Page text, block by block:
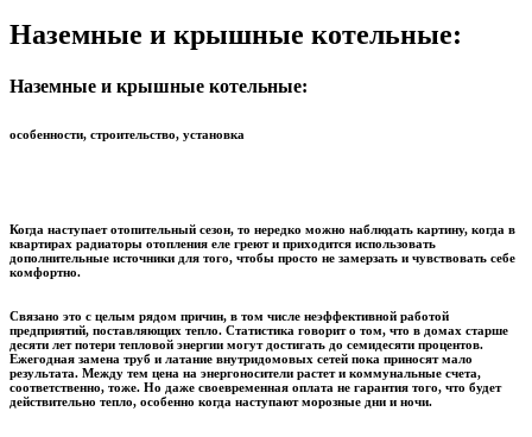
Наземные и крышные котельные:
Наземные и крышные котельные:
особенности, строительство, установка
Когда наступает отопительный сезон, то нередко можно наблюдать картину, когда в
квартирах радиаторы отопления еле греют и приходится использовать
дополнительные источники для того, чтобы просто не замерзать и чувствовать себе
комфортно.
Связано это с целым рядом причин, в том числе неэффективной работой
предприятий, поставляющих тепло. Статистика говорит о том, что в домах старше
десяти лет потери тепловой энергии могут достигать до семидесяти процентов.
Ежегодная замена труб и латание внутридомовых сетей пока приносят мало
результата. Между тем цена на энергоносители растет и коммунальные счета,
соответственно, тоже. Но даже своевременная оплата не гарантия того, что будет
действительно тепло, особенно когда наступают морозные дни и ночи.